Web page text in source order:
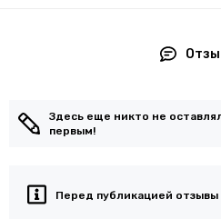
Здесь еще никто не
первым!
Перед публикацией